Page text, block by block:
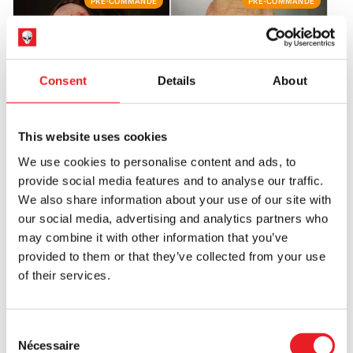
Consent Details About
This website uses cookies
We use cookies to personalise content and ads, to
provide social media features and to analyse our traffic.
We also share information about your use of our site with
our social media, advertising and analytics partners who
may combine it with other information that you’ve
provided to them or that they’ve collected from your use
of their services.
Selection
Nécessaire
Masques Immortels - Masque
Faciale en Silicone Rotten Robin
(Coupe Femme)
£495.00
PRÉ-COMMANDE VOIR LE PRODUIT
Masques Immortels – Masque en
Silicone Silencieux (avec mâchoire
amovible)
£895.00
PRÉ-COMMANDE VOIR LE PRODUIT
PRÉ-COMMANDE